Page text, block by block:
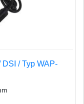
/ Typ WAP-